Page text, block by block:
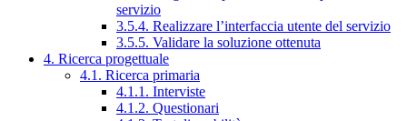
servizio
3.5.4. Realizzare l’interfaccia utente del servizio
3.5.5. Validare la soluzione ottenuta
4. Ricerca progettuale
4.1. Ricerca primaria
4.1.1. Interviste
4.1.2. Questionari